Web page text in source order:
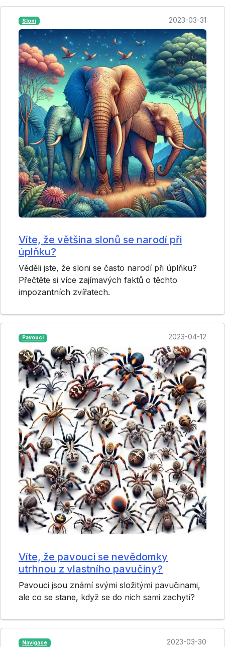
Sloni 2023-03-31
Víte, že většina slonů se narodí při
úplňku?
Věděli jste, že sloni se často narodí při úplňku?
Přečtěte si více zajímavých faktů o těchto
impozantních zvířatech.
Pavouci 2023-04-12
Víte, že pavouci se nevědomky
utrhnou z vlastního pavučiny?
Pavouci jsou známí svými složitými pavučinami,
ale co se stane, když se do nich sami zachytí?
Navigace 2023-03-30